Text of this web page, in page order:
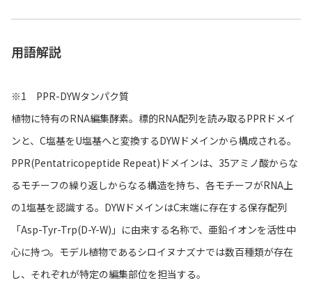
用語解説
※1 PPR-DYWタンパク質
植物に特有のRNA編集酵素。標的RNA配列を読み取るPPRドメイ
ンと、C塩基をU塩基へと変換するDYWドメインから構成される。
PPR(Pentatricopeptide Repeat)ドメインは、35アミノ酸からな
るモチーフの繰り返しからなる構造を持ち、各モチーフがRNA上
の1塩基を認識する。DYWドメインはC末端に存在する保存配列
「Asp-Tyr-Trp(D-Y-W)」に由来する名称で、亜鉛イオンを活性中
心に持つ。モデル植物であるシロイヌナズナでは数百種類が存在
し、それぞれが特定の編集部位を担当する。